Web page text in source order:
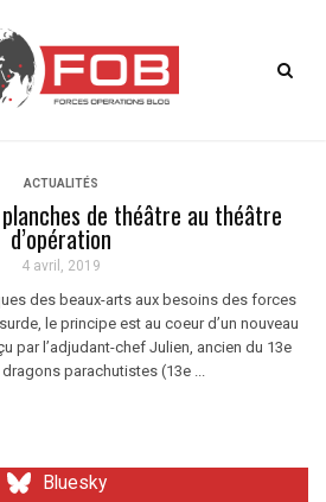
ACTUALITÉS
planches de théâtre au théâtre
d’opération
4 avril, 2019
des beaux-arts aux besoins des forces
le principe est au coeur d’un nouveau
par l’adjudant-chef Julien, ancien du 13e
parachutistes (13e ...
Bluesky